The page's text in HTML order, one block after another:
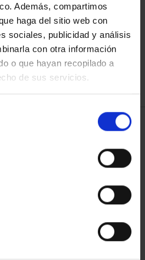
Además, compartimos
haga del sitio web con
sociales, publicidad y análisis
con otra información
o que hayan recopilado a
de sus servicios.